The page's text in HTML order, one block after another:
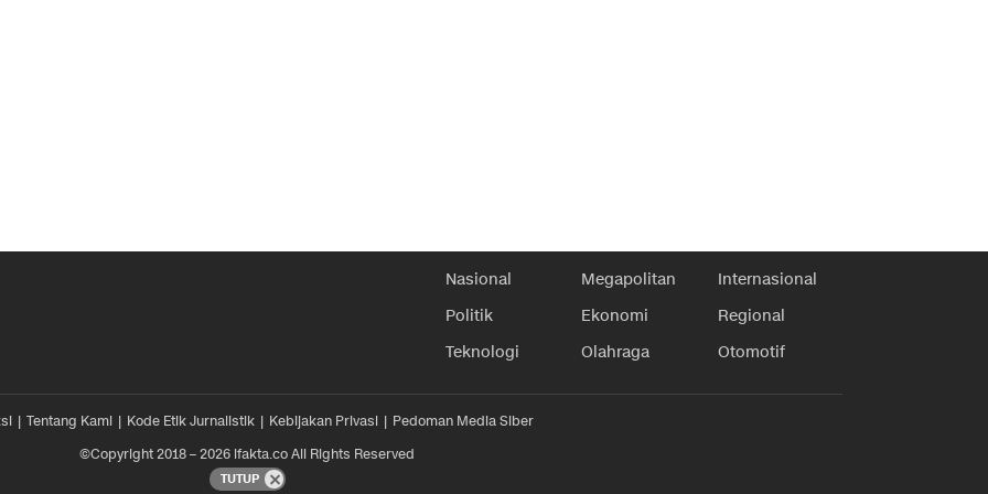
Nasional Megapolitan
Internasional
Politik
Ekonomi
Regional
Teknologi
Olahraga Otomotif
Tentang Kami Kode Etik Jurnalistik Kebijakan Privasi
Pedoman Media Siber
©Copyright 2018 – 2026 ifakta.co All Rights Reserved
TUTUP